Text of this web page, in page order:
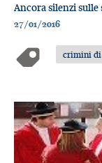
Ancora silenzi
27/01/2016
crimini di